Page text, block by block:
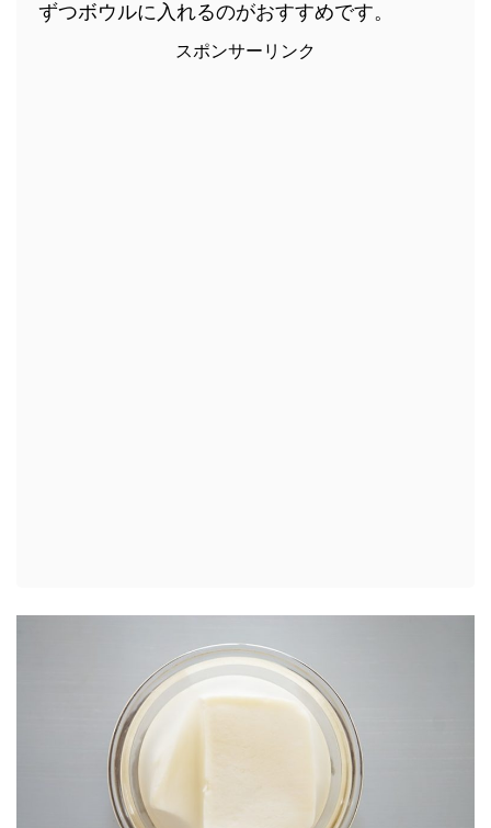
ずつボウルに入れるのがおすすめです。
スポンサーリンク